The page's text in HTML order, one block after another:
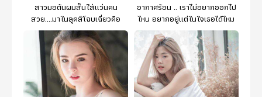
สาวมอต้นผมสั้นใส่แว่นคน
สวย....มาในลุคส์โฉบเฉี่ยวคือ
สายเดี่ยวไง
อากาศร้อน .. เราไม่อยากออกไป
ไหน อยากอยู่แต่ในใจเธอได้ไหม
คะ